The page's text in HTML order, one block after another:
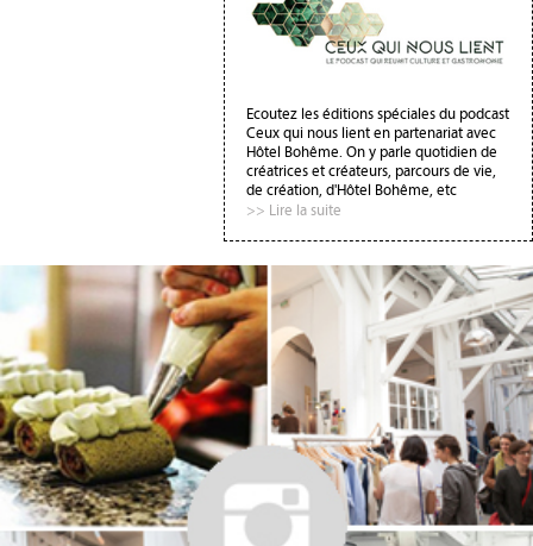
Ecoutez les éditions spéciales du podcast
Ceux qui nous lient en partenariat avec
Hôtel Bohême. On y parle quotidien de
créatrices et créateurs, parcours de vie,
de création, d'Hôtel Bohême, etc
>> Lire la suite